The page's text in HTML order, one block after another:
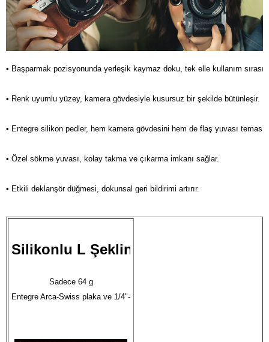
• Başparmak pozisyonunda yerleşik kaymaz doku, tek elle kullanım
• Renk uyumlu yüzey, kamera gövdesiyle kusursuz bir şekilde bütünleşir.
• Entegre silikon pedler, hem kamera gövdesini hem de flaş yuvası temas
• Özel sökme yuvası, kolay takma ve çıkarma imkanı sağlar.
• Etkili deklanşör düğmesi, dokunsal geri bildirimi artırır.
Silikonlu L Şeklinde Tutak
Sadece 64 g
Entegre Arca-Swiss plaka ve 1/4"-20 dişli delik